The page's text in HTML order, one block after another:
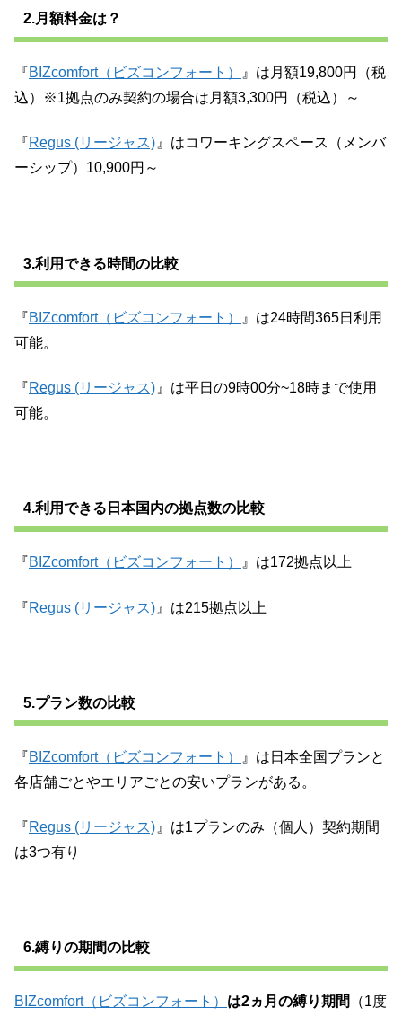
2.月額料金は？
『BIZcomfort（ビズコンフォート）
』は月額19,800円（税
込）※1拠点のみ契約の場合は月額3,300円（税込）～
『 Regus (リージャス)』はコワーキングスペース（メンバ
ーシップ）10,900円～
3.利用できる時間の比較
『BIZcomfort（ビズコンフォート）
』は24時間365日利用
可能。
『Regus (リージャス) 』は平日の9時00分~18時まで使用
可能。
4.利用できる日本国内の拠点数の比較
『BIZcomfort（ビズコンフォート） 』は172拠点以上
『Regus (リージャス) 』は215拠点以上
5.プラン数の比較
『BIZcomfort（ビズコンフォート）
』は日本全国プランと
各店舗ごとやエリアごとの安いプランがある。
『Regus (リージャス) 』は1プランのみ（個人）契約期間
は3つ有り
6.縛りの期間の比較
BIZcomfort（ビズコンフォート） は2ヵ月の縛り期間
（1度